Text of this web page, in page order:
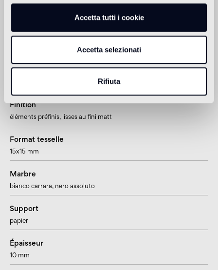
Accetta tutti i cookie
Accetta selezionati
Rifiuta
adaptée pour un usage dans les douches ou autres zones en
Informations sur le produit
Finition
éléments préfinis, lisses au fini matt
Format tesselle
15x15 mm
Marbre
bianco carrara, nero assoluto
Support
papier
Épaisseur
10 mm